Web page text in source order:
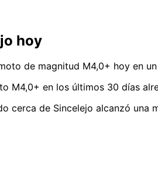
hoy
de magnitud M4,0+ hoy en
M4,0+ en los últimos 30 días
cerca de Sincelejo alcanzó una